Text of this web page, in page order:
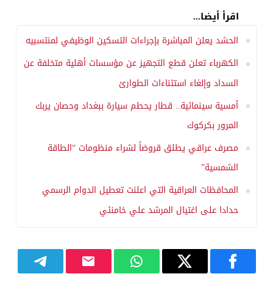
اقرأ أيضا...
الحشد يعلن المباشرة بإجراءات التسكين الوظيفي لمنتسبيه
الكهرباء تعلن قطع التجهيز عن مؤسسات أهلية متخلفة عن
السداد وإلغاء استثناءات الطوارئ
أمسية سينمائية.. قطار يحطم سيارة ببغداد وحصان يربك
المرور بكركوك
مصرف عراقي يطلق قروضاً لشراء منظومات “الطاقة
الشمسية”
المحافظات العراقية التي اعلنت تعطيل الدوام الرسمي
حدادا على اغتيال المرشد علي خامنئي